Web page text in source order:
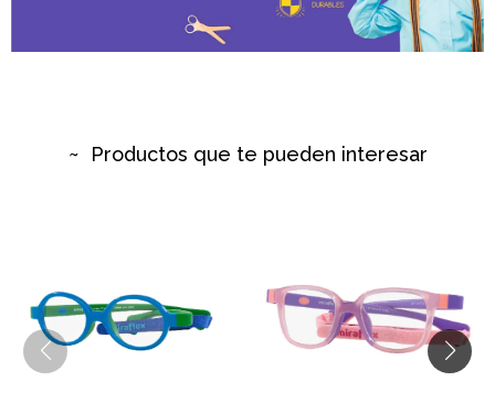
Productos que te pueden interesar